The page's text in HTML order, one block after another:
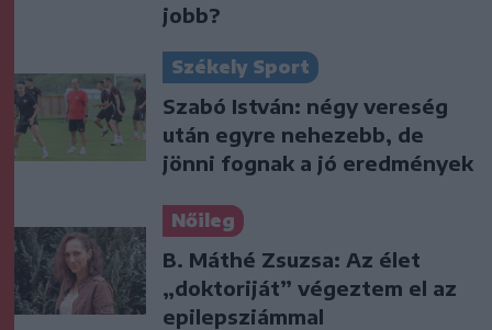
jobb?
Székely Sport
Szabó István: négy vereség
után egyre nehezebb, de
jönni fognak a jó eredmények
Nőileg
B. Máthé Zsuzsa: Az élet
„doktoriját” végeztem el az
epilepsziámmal